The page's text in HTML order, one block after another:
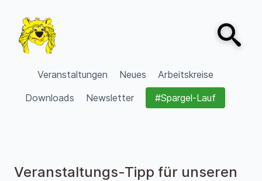
VVV Burgdorf
Veranstaltungen Neues
Arbeitskreise
Downloads
Newsletter #Spargel-Lauf
Open
Veranstaltungs-Tipp für unseren